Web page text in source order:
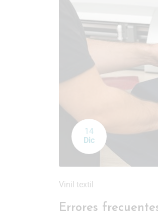
14
Dic
Vinil textil
Errores